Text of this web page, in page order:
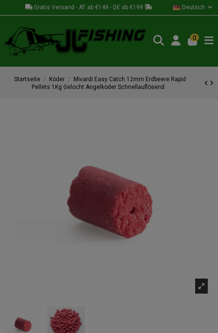
Gratis Versand - AT ab €149 - DE ab €199 Deutsch
0
Startseite Köder
Mivardi Easy Catch 12mm Erdbeere Rapid
Pellets 1Kg Gelocht Angelköder Schnellauflösend